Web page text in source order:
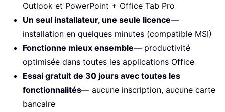
Outlook et PowerPoint + Office Tab Pro
Un seul installateur, une seule licence—
installation en quelques minutes (compatible MSI)
Fonctionne mieux ensemble— productivité
optimisée dans toutes les applications Office
Essai gratuit de 30 jours avec toutes les
fonctionnalités— aucune inscription, aucune carte
bancaire